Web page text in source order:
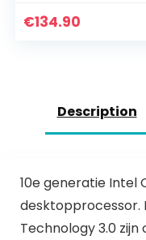
€134.90
Description
10e generatie Intel
desktopprocessor.
Technology 3.0